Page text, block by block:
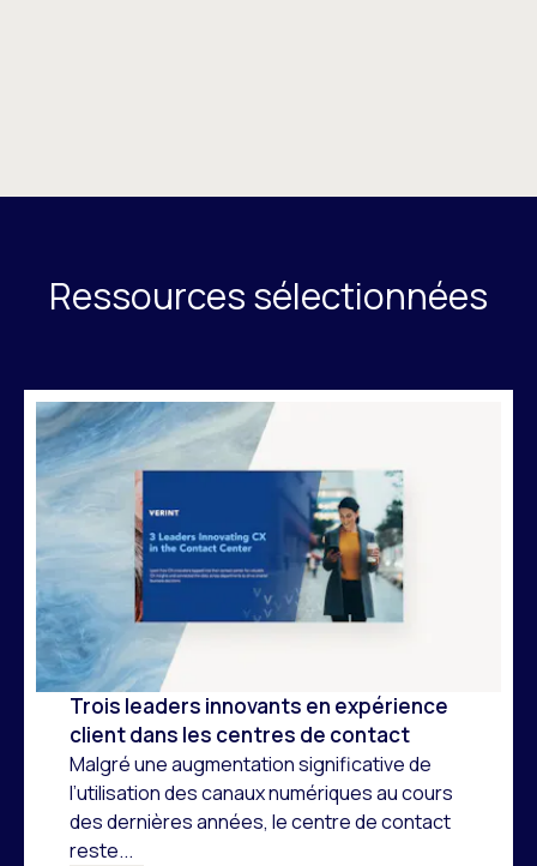
Ressources sélectionnées
Trois leaders innovants en expérience
client dans les centres de contact
Malgré une augmentation significative de
l’utilisation des canaux numériques au cours
des dernières années, le centre de contact
reste...